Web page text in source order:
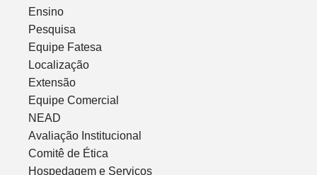
Ensino
Pesquisa
Equipe Fatesa
Localização
Extensão
Equipe Comercial
NEAD
Avaliação Institucional
Comitê de Ética
Hospedagem e Serviços